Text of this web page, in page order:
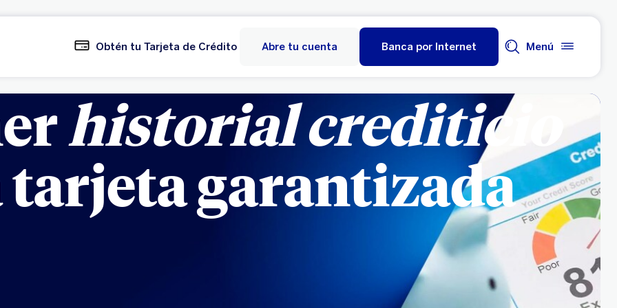
Obtén tu Tarjeta de Crédito Abre tu cuenta Banca por Internet Menú
historial crediticio
tarjeta garantizada